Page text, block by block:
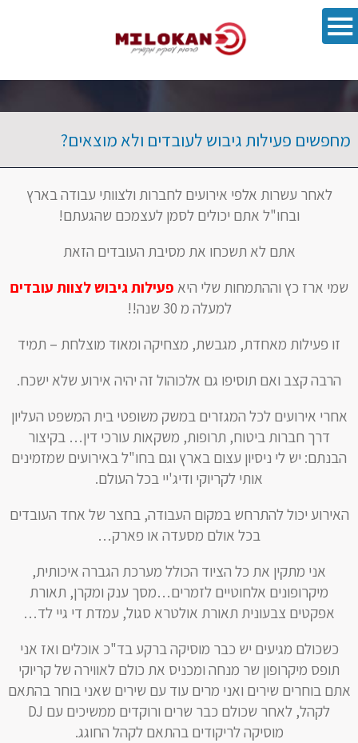
מחפשים פעילות גיבוש לעובדים ולא מוצאים?
לאחר עשרות אלפי אירועים לחברות ולצוותי עבודה בארץ
ובחו"ל אתם יכולים לסמן לעצמכם שהגעתם!
אתם לא תשכחו את מסיבת העובדים הזאת
שמי ארז כץ וההתמחות שלי היא פעילות גיבוש לצוות עובדים
למעלה מ 30 שנה!!
זו פעילות מאחדת, מגבשת, מצחיקה ומאוד מוצלחת – תמיד
הרבה קצב ואם תוסיפו גם אלכוהול זה יהיה אירוע שלא ישכח.
אחרי אירועים לכל המגזרים במשק משופטי בית המשפט העליון
דרך חברות ביטוח, תרופות, משקאות עורכי דין… בקיצור
הבנתם: יש לי ניסיון עצום בארץ וגם בחו"ל באירועים שמזמינים
אותי לקריוקי ודיג'יי בכל העולם.
האירוע יכול להתרחש במקום העבודה, בחצר של אחד העובדים
בכל אולם מסעדה או פארק…
אני מתקין את כל הציוד הכולל מערכת הגברה איכותית,
מיקרופונים אלחוטיים לזמרים…מסך ענק ומקרן, תאורת
אפקטים צבעונית תאורת אולטרא סגול, עמדת די גיי לד…
כשכולם מגיעים יש כבר מוסיקה ברקע בד"כ אוכלים ואז אני
תופס מיקרופון שר מנחה ומכניס את כולם לאווירה של קריוקי
אתם בוחרים שירים ואני מרים עוד עם שירים שאני בוחר בהתאם
לקהל, לאחר שכולם כבר שרים ורוקדים ממשיכים עם DJ
מוסיקה לריקודים בהתאם לקהל החוגג.